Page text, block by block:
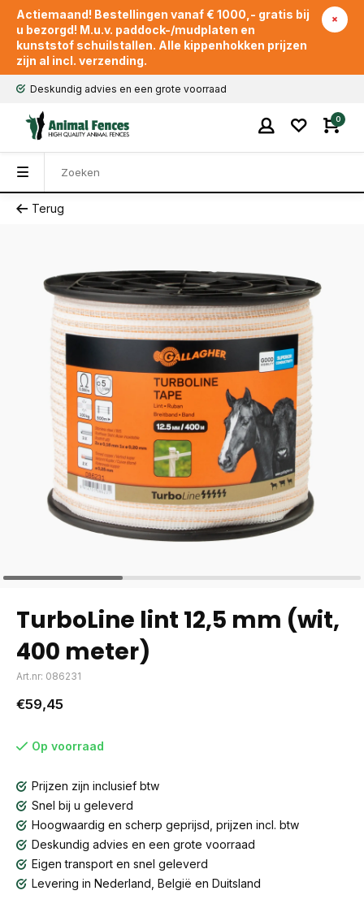
Actiemaand! Bestellingen vanaf € 1000,- gratis bij
u bezorgd! M.u.v. paddock-/mudplaten en
kunststof schuilstallen. Alle kippenhokken prijzen
zijn al incl. verzending.
Deskundig advies en een grote voorraad
0
Terug
TurboLine lint 12,5 mm (wit,
400 meter)
Art.nr: 086231
€59,45
Op voorraad
Prijzen zijn inclusief btw
Snel bij u geleverd
Hoogwaardig en scherp geprijsd, prijzen incl. btw
Deskundig advies en een grote voorraad
Eigen transport en snel geleverd
Levering in Nederland, België en Duitsland